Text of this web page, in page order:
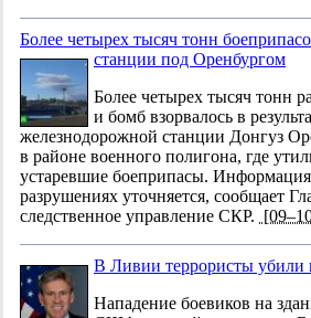
Более четырех тысяч тонн
станции под Оренбургом
Более четырех тысяч тонн
и бомб взорвалось в
железнодорожной станции Донгуз
в районе военного полигона, где
устаревшие боеприпасы.
разрушениях уточняется, сообщает
следственное управление СКР.
В Ливии террористы
Нападение боевиков на